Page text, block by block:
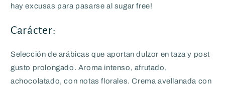
hay excusas para pasarse al sugar free!
Carácter:
Selección de arábicas que aportan dulzor en taza y post
gusto prolongado. Aroma intenso, afrutado,
achocolatado, con notas florales. Crema avellanada con